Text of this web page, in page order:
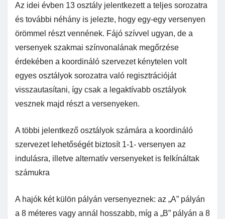
Az idei évben 13 osztály jelentkezett a teljes sorozatra
és további néhány is jelezte, hogy egy-egy versenyen
örömmel részt vennének. Fájó szívvel ugyan, de a
versenyek szakmai színvonalának megőrzése
érdekében a koordináló szervezet kénytelen volt
egyes osztályok sorozatra való regisztrációját
visszautasítani, így csak a legaktívabb osztályok
vesznek majd részt a versenyeken.
A többi jelentkező osztályok számára a koordináló
szervezet lehetőségét biztosít 1-1- versenyen az
indulásra, illetve alternatív versenyeket is felkínáltak
számukra
A hajók két külön pályán versenyeznek: az „A” pályán
a 8 méteres vagy annál hosszabb, míg a „B” pályán a 8